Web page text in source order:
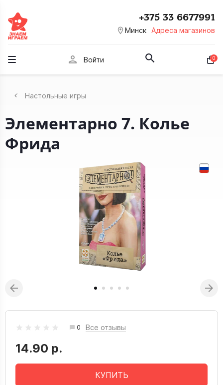
room Минск Адреса магазинов
+375 33 6677991
person Войти 0
Настольные игры
Элементарно 7. Колье
Фрида
0 Все отзывы
14.90 р.
КУПИТЬ